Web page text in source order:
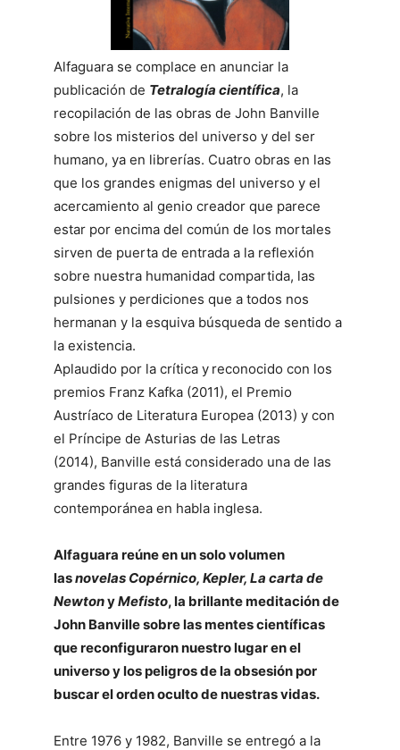
Alfaguara se complace en anunciar la
publicación de Tetralogía científica, la
recopilación de las obras de John Banville
sobre los misterios del universo y del ser
humano, ya en librerías. Cuatro obras en las
que los grandes enigmas del universo y el
acercamiento al genio creador que parece
estar por encima del común de los mortales
sirven de puerta de entra­da a la reflexión
sobre nuestra humanidad com­partida, las
pulsiones y perdiciones que a todos nos
hermanan y la esquiva búsqueda de sentido a
la existencia.
Aplaudido por la crítica y reconocido con los
premios Franz Kafka (2011), el Premio
Austríaco de Literatura Europea (2013) y con
el Príncipe de Asturias de las Letras
(2014), Banville está considerado una de las
grandes figuras de la literatura
contemporánea en habla inglesa.
Alfaguara reúne en un solo volumen
lasnovelas Copérnico, Kepler, La carta de
NewtonyMefisto, la brillante meditación de
John Banville sobre las mentes científicas
que reconfiguraron nuestro lugar en el
universo y los peligros de la obsesión por
buscar el orden oculto de nuestras vidas.
Entre 1976 y 1982, Banville se entregó a la